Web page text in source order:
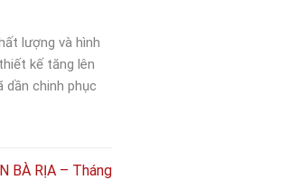
lượng và hình
kế tăng lên
chinh phục
BÀ RỊA – Tháng